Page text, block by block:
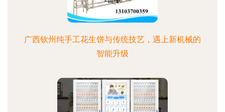
广西钦州纯手工花生饼与传统技艺，遇上新机械的
智能升级